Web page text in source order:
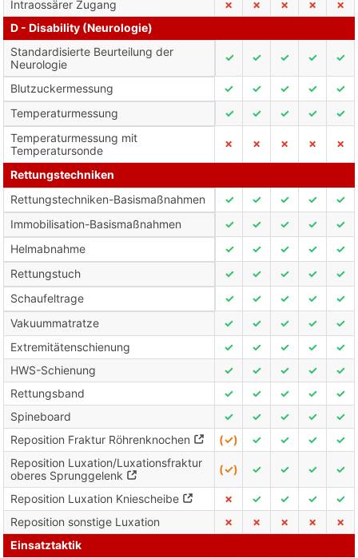
Intraossärer Zugang ✗ ✗ ✗ ✗
✗
D - Disability (Neurologie)
Standardisierte Beurteilung der
Neurologie
✓ ✓ ✓ ✓ ✓
Blutzuckermessung ✓ ✓ ✓ ✓
✓
Temperaturmessung
✓ ✓ ✓ ✓
✓
Temperaturmessung mit
Temperatursonde
✗ ✗ ✗ ✗ ✗
Rettungstechniken
Rettungstechniken-Basismaßnahmen
✓ ✓ ✓ ✓
✓
Immobilisation-Basismaßnahmen
✓ ✓ ✓ ✓
✓
Helmabnahme
✓ ✓ ✓ ✓
✓
Rettungstuch
✓ ✓ ✓ ✓
✓
Schaufeltrage
✓ ✓ ✓ ✓
✓
Vakuummatratze
✓ ✓ ✓ ✓
✓
Extremitätenschienung
✓ ✓ ✓ ✓
✓
HWS-Schienung
✓ ✓ ✓ ✓
✓
Rettungsband
✓ ✓ ✓ ✓
✓
Spineboard
✓ ✓ ✓ ✓
✓
Reposition Fraktur Röhrenknochen
(✓) ✓ ✓ ✓
✓
Reposition Luxation/Luxationsfraktur
oberes Sprunggelenk
(✓) ✓ ✓ ✓ ✓
Reposition Luxation Kniescheibe ✗ ✓ ✓ ✓
✓
Reposition sonstige Luxation
✗ ✗ ✗ ✗
✗
Einsatztaktik